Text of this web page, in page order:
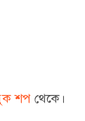
শপ থেকে।